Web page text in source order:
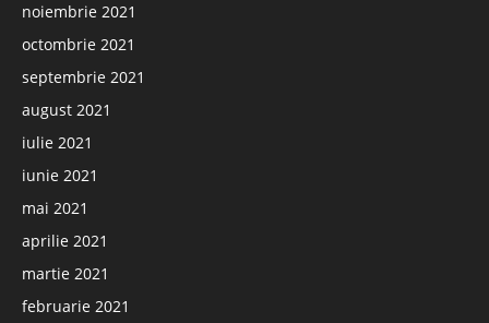
noiembrie 2021
octombrie 2021
septembrie 2021
august 2021
iulie 2021
iunie 2021
mai 2021
aprilie 2021
martie 2021
februarie 2021